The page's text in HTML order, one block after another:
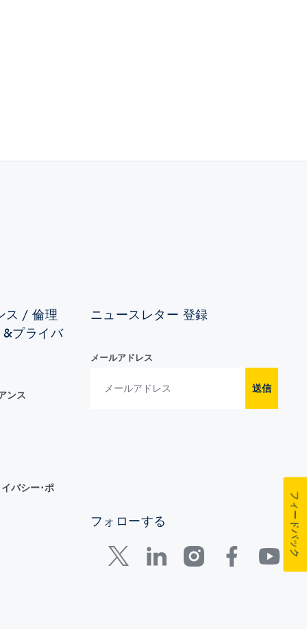
ス / 倫理
プライバ
ンス
バシー･ポ
ニュースレター 登録
メールアドレス
送信
フォローする フィードバック